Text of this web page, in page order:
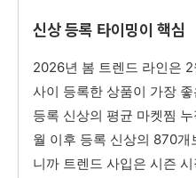
신상 등록 타이밍이 핵심
2026년 봄 트렌드 라인은
사이 등록한 상품이 가장
등록 신상의 평균 마켓찜
월 이후 등록 신상의 870개
니까 트렌드 사입은 시즌